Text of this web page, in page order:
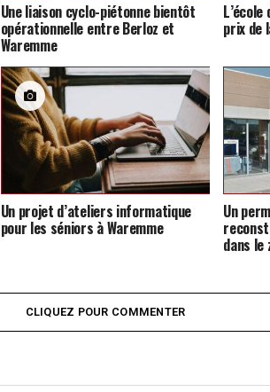
Une liaison cyclo-piétonne bientôt
opérationnelle entre Berloz et
Waremme
prix de
Un projet d’ateliers informatique
pour les séniors à Waremme
Un
dans le
CLIQUEZ POUR COMMENTER